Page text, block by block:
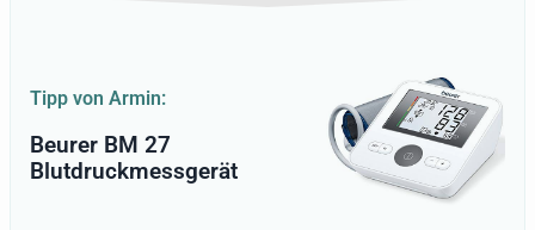
werden im Folgenden präsentiert,
inklusive eines umfangreichen Ratgebers.
Tipp von Armin:
Beurer BM 27
Blutdruckmessgerät